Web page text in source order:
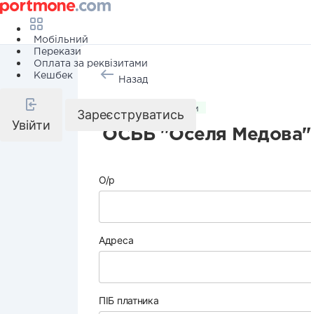
Мобільний
Перекази
Оплата за реквізитами
Кешбек
Увійти
Зареєструватись
Назад
Комунальні послуги
ОСББ "Оселя Медова"
О/р
Адреса
ПІБ платника